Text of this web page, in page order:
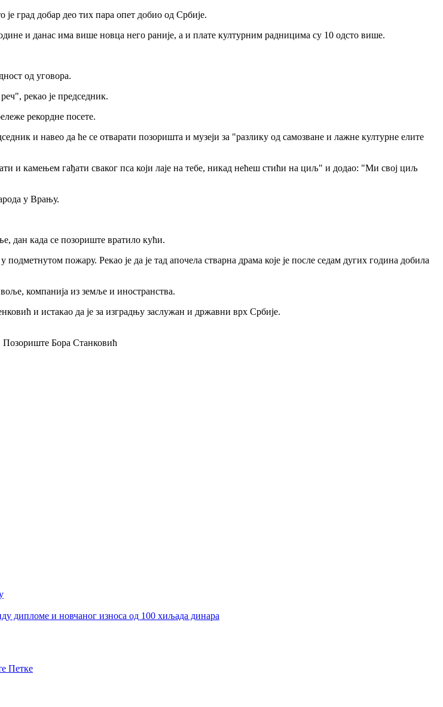
град добар део тих пара опет добио од Србије.
и данас има више новца него раније, а и плате културним радницима су 10 одсто више.
од уговора.
рекао је председник.
рекордне посете.
и навео да ће се отварати позоришта и музеји за "разлику од самозване и лажне културне елите
и камењем гађати сваког пса који лаје на тебе, никад нећеш стићи на циљ" и додао: "Ми свој циљ
у Врању.
дан када се позориште вратило кући.
подметнутом пожару. Рекао је да је тад апочела стварна драма које је после седам дугих година добила
компанија из земље и иностранства.
и истакао да је за изградњу заслужан и државни врх Србије.
Позориште Бора Станковић